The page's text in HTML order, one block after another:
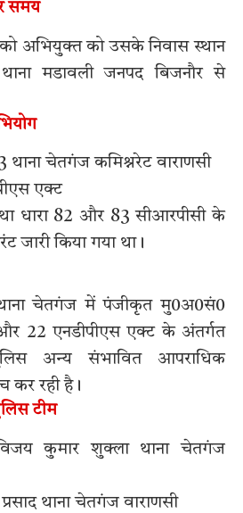
समय
अभियुक्त को उसके निवास स्थान
थाना मडावली जनपद बिजनौर से
चेतगंज कमिश्नरेट वाराणसी
एक्ट
धारा 82 और 83 सीआरपीसी के
जारी किया गया था।
चेतगंज में पंजीकृत मु0अ0सं0
22 एनडीपीएस एक्ट के अंतर्गत
अन्य संभावित आपराधिक
कर रही है।
टीम
विजय कुमार शुक्ला थाना चेतगंज
थाना चेतगंज वाराणसी